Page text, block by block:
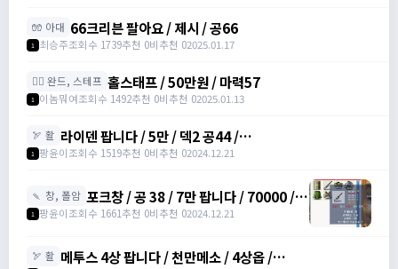
🧤 아대 66크리븐 팔아요 / 제시 / 공66
1 최승주조회수 1739추천 0비추천 02025.01.17
🧙‍♀️ 완드, 스테프 홀스태프 / 50만원 / 마력57
1 이놈뭐여조회수 1492추천 0비추천 02025.01.13
🏹 활 라이덴 팝니다 / 5만 / 덱2 공44 /
https://open.kakao.com/o/szTBqf6g
1 팡윤이조회수 1519추천 0비추천 02024.12.21
🍡 창, 폴암 포크창 / 공 38 / 7만 팝니다 / 70000 /
포크 창 /
https://open.kakao.com/o/szTBqf6g
1 팡윤이조회수 1661추천 0비추천 02024.12.21
🏹 활 메투스 4상 팝니다 / 천만메소 / 4상옵 /